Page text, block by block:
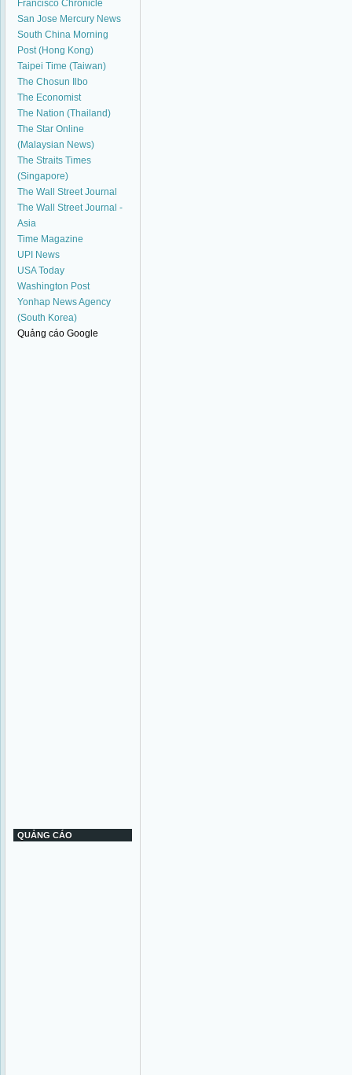
Francisco Chronicle
San Jose Mercury News
South China Morning
Post (Hong Kong)
Taipei Time (Taiwan)
The Chosun Ilbo
The Economist
The Nation (Thailand)
The Star Online
(Malaysian News)
The Straits Times
(Singapore)
The Wall Street Journal
The Wall Street Journal -
Asia
Time Magazine
UPI News
USA Today
Washington Post
Yonhap News Agency
(South Korea)
Quảng cáo Google
QUẢNG CÁO